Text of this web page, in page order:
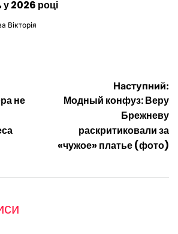
2026 році
Вікторія
не
Наступний:
Модный конфуз: Веру
Брежневу
раскритиковали за
«чужое» платье (фото)